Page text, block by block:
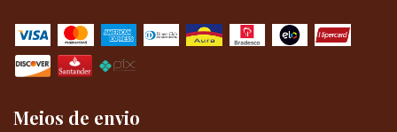
Meios de envio